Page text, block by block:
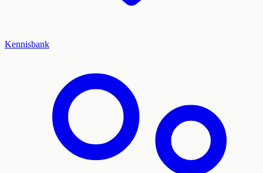
Kennisbank